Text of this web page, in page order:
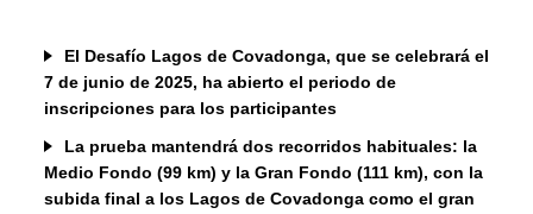
El Desafío Lagos de Covadonga, que se celebrará el
7 de junio de 2025, ha abierto el periodo de
inscripciones para los participantes
La prueba mantendrá dos recorridos habituales: la
Medio Fondo (99 km) y la Gran Fondo (111 km), con la
subida final a los Lagos de Covadonga como el gran